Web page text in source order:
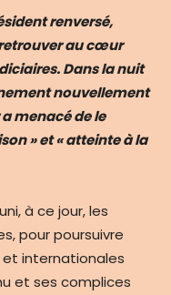
renversé,
au cœur
Dans la nuit
nouvellement
menacé de le
» et « atteinte à la
à ce jour, les
pour poursuivre
internationales
et ses complices